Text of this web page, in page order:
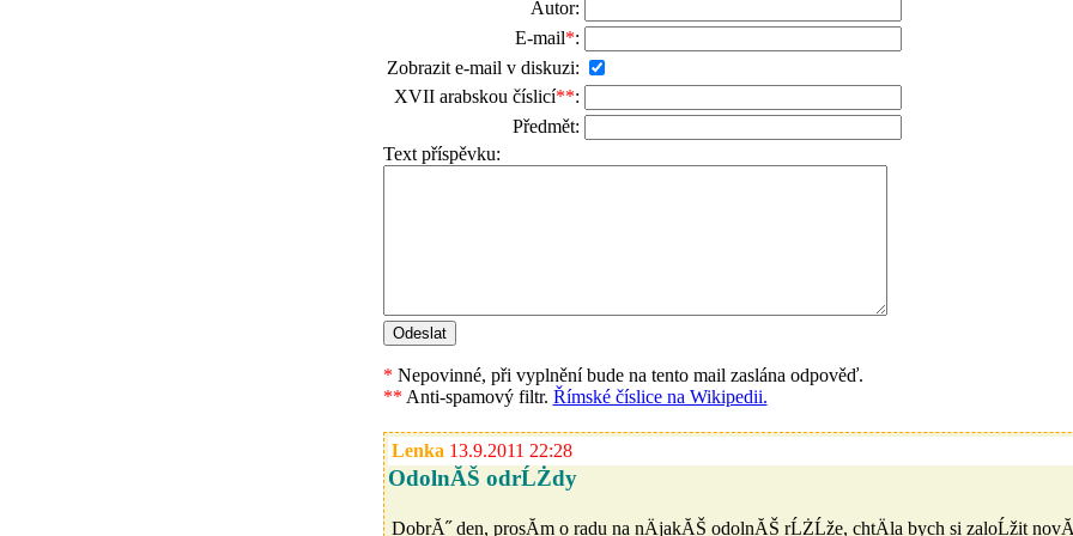
Autor:
E-mail*:
Zobrazit e-mail v diskuzi:
XVII arabskou číslicí**:
Předmět:
Text příspěvku:
* Nepovinné, při vyplnění bude na tento mail zaslána odpověď.
** Anti-spamový filtr. Římské číslice na Wikipedii.
Lenka 13.9.2011 22:28
OdolnĂŠ odrĹŻdy
DobrĂ˝ den, prosĂ­m o radu na nÄjakĂŠ odolnĂŠ rĹŻĹže, chtÄla bych si zaloĹžit